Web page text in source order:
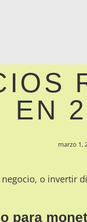
EN
marzo 1,
o invertir
para